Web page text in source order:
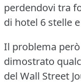
perdendovi tra
di hotel 6 stelle
Il problema
dimostrato
del Wall Street